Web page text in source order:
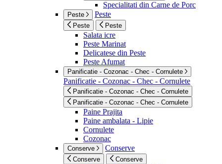
Specialitati din Carne de Porc
Peste Peste
Peste Peste
Salata icre
Peste Marinat
Delicatese din Peste
Peste Afumat
Panificatie - Cozonac - Chec - Cornulete
Panificatie - Cozonac - Chec - Cornulete
Panificatie - Cozonac - Chec - Cornulete
Panificatie - Cozonac - Chec - Cornulete
Paine Prajita
Paine ambalata - Lipie
Cornulete
Cozonac
Conserve Conserve
Conserve Conserve